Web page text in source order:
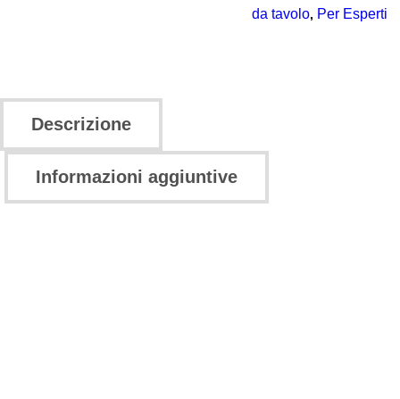
da tavolo, Per Esperti
Descrizione
Informazioni aggiuntive